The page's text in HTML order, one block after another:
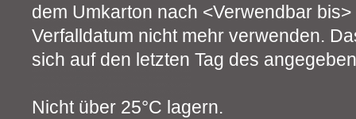
dem Umkarton nach <Verwendbar
Verfalldatum nicht mehr verwenden.
sich auf den letzten Tag des
Nicht über 25°C lagern.